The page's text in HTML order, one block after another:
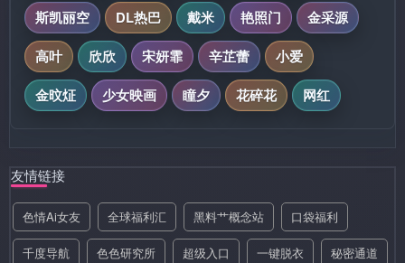
斯凯丽空
DL热巴 戴米 艳照门
金采源
高叶
欣欣 宋妍霏 辛芷蕾
小爱
金旼炡
少女映画 瞳夕 花碎花 网红
友情链接
色情Ai女友 全球福利汇 黑料艹概念站 口袋福利
千度导航 色色研究所 超级入口 一键脱衣 秘密通道